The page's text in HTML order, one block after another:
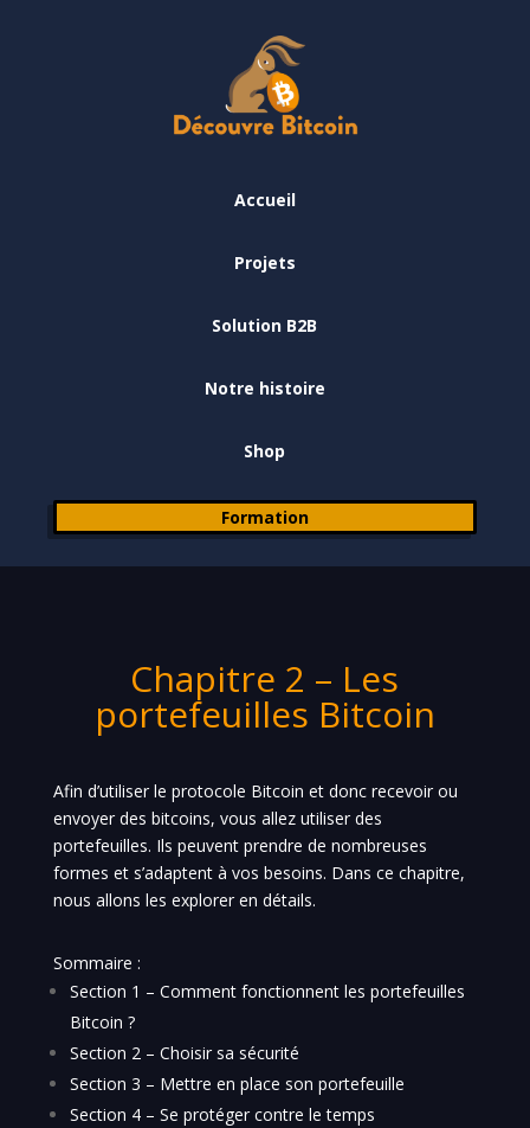
Accueil
Projets
Solution B2B
Notre histoire
Shop
Formation
Chapitre 2 – Les
portefeuilles Bitcoin
Afin d’utiliser le protocole Bitcoin et donc recevoir ou
envoyer des bitcoins, vous allez utiliser des
portefeuilles. Ils peuvent prendre de nombreuses
formes et s’adaptent à vos besoins. Dans ce chapitre,
nous allons les explorer en détails.
Sommaire :
Section 1 – Comment fonctionnent les portefeuilles
Bitcoin ?
Section 2 – Choisir sa sécurité
Section 3 – Mettre en place son portefeuille
Section 4 – Se protéger contre le temps